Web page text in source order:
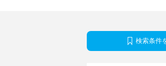
検索条件